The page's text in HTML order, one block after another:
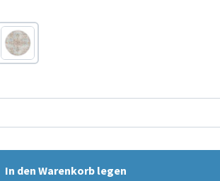
Blau
In den Warenkorb legen